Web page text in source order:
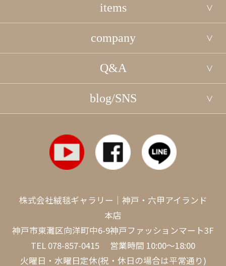
items
company
Q&A
blog/SNS
株式会社絨毯ギャラリー｜神戸・六甲アイランド
本店
神戸市東灘区向洋町中6-9神戸ファッションマート3F
TEL 078-857-0415 営業時間 10:00～18:00
火曜日・水曜日定休(祝・休日の場合は平常通り)